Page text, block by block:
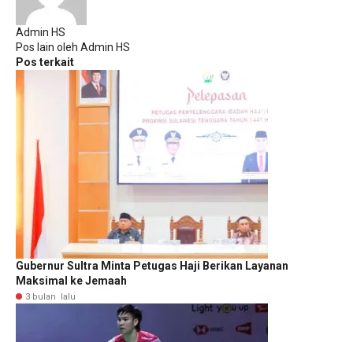
Admin HS
Pos lain oleh Admin HS
Pos terkait
Gubernur Sultra Minta Petugas Haji Berikan Layanan
Maksimal ke Jemaah
3 bulan lalu